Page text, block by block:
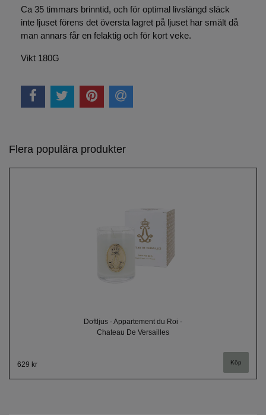
Ca 35 timmars brinntid, och för optimal livslängd släck
inte ljuset förens det översta lagret på ljuset har smält då
man annars får en felaktig och för kort veke.
Vikt 180G
Flera populära produkter
Doftljus - Appartement du Roi -
Chateau De Versailles
629 kr